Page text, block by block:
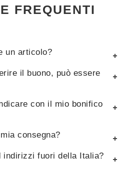
FREQUENTI
un articolo?
il buono, può essere
con il mio bonifico
consegna?
indirizzi fuori della Italia?